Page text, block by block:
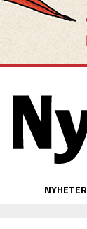
NYHETER